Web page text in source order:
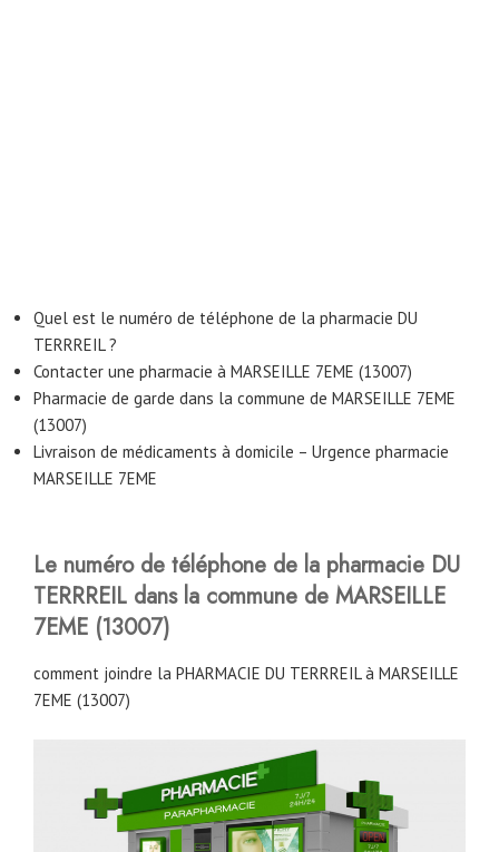
Quel est le numéro de téléphone de la pharmacie DU
TERRREIL ?
Contacter une pharmacie à MARSEILLE 7EME (13007)
Pharmacie de garde dans la commune de MARSEILLE 7EME
(13007)
Livraison de médicaments à domicile – Urgence pharmacie
MARSEILLE 7EME
Le numéro de téléphone de la pharmacie DU
TERRREIL dans la commune de MARSEILLE
7EME (13007)
comment joindre la PHARMACIE DU TERRREIL à MARSEILLE
7EME (13007)